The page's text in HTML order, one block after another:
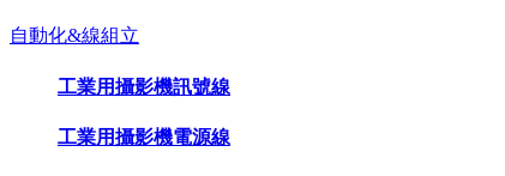
自動化&線組立
工業用攝影機訊號線
工業用攝影機電源線